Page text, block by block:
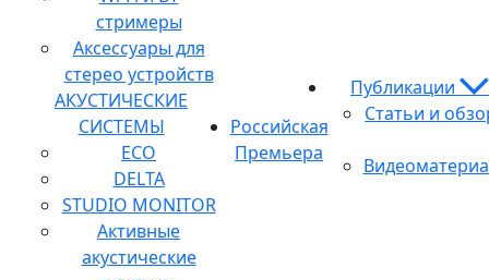
стримеры
Аксессуары для
стерео устройств
АКУСТИЧЕСКИЕ
СИСТЕМЫ
ECO
DELTA
STUDIO MONITOR
Активные
акустические
Российская
Премьера
Публикации
Статьи и